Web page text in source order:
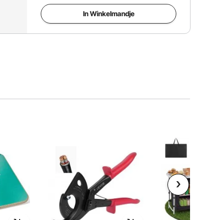
In Winkelmandje